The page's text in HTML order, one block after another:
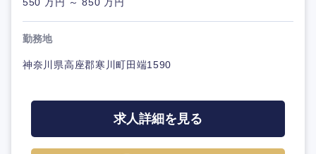
勤務地
神奈川県高座郡寒川町田端1590
求人詳細を見る